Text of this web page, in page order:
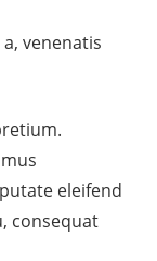
venenatis
eleifend
consequat